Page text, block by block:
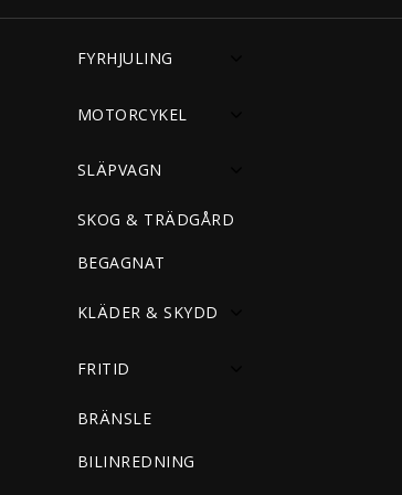
FYRHJULING
MOTORCYKEL
SLÄPVAGN
SKOG & TRÄDGÅRD
BEGAGNAT
KLÄDER & SKYDD
FRITID
BRÄNSLE
BILINREDNING